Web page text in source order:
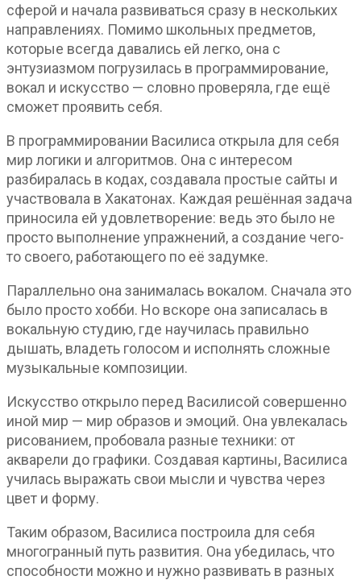
сферой и начала развиваться сразу в нескольких
направлениях. Помимо школьных предметов,
которые всегда давались ей легко, она с
энтузиазмом погрузилась в программирование,
вокал и искусство — словно проверяла, где ещё
сможет проявить себя.
В программировании Василиса открыла для себя
мир логики и алгоритмов. Она с интересом
разбиралась в кодах, создавала простые сайты и
участвовала в Хакатонах. Каждая решённая задача
приносила ей удовлетворение: ведь это было не
просто выполнение упражнений, а создание чего-
то своего, работающего по её задумке.
Параллельно она занималась вокалом. Сначала это
было просто хобби. Но вскоре она записалась в
вокальную студию, где научилась правильно
дышать, владеть голосом и исполнять сложные
музыкальные композиции.
Искусство открыло перед Василисой совершенно
иной мир — мир образов и эмоций. Она увлекалась
рисованием, пробовала разные техники: от
акварели до графики. Создавая картины, Василиса
училась выражать свои мысли и чувства через
цвет и форму.
Таким образом, Василиса построила для себя
многогранный путь развития. Она убедилась, что
способности можно и нужно развивать в разных